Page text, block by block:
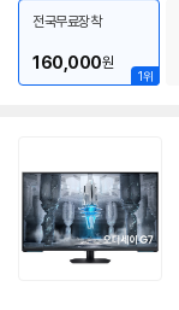
00원
1위
전국무료장착
160,000원